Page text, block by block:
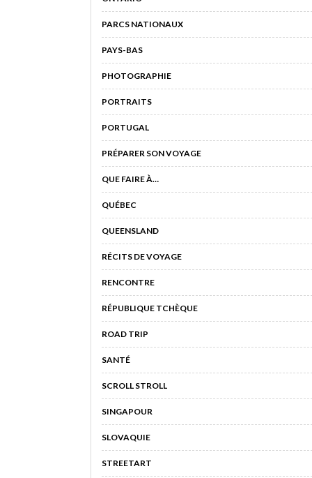
PARCS NATIONAUX
PAYS-BAS
PHOTOGRAPHIE
PORTRAITS
PORTUGAL
PRÉPARER SON VOYAGE
QUE FAIRE À…
QUÉBEC
QUEENSLAND
RÉCITS DE VOYAGE
RENCONTRE
RÉPUBLIQUE TCHÈQUE
ROAD TRIP
SANTÉ
SCROLL STROLL
SINGAPOUR
SLOVAQUIE
STREETART